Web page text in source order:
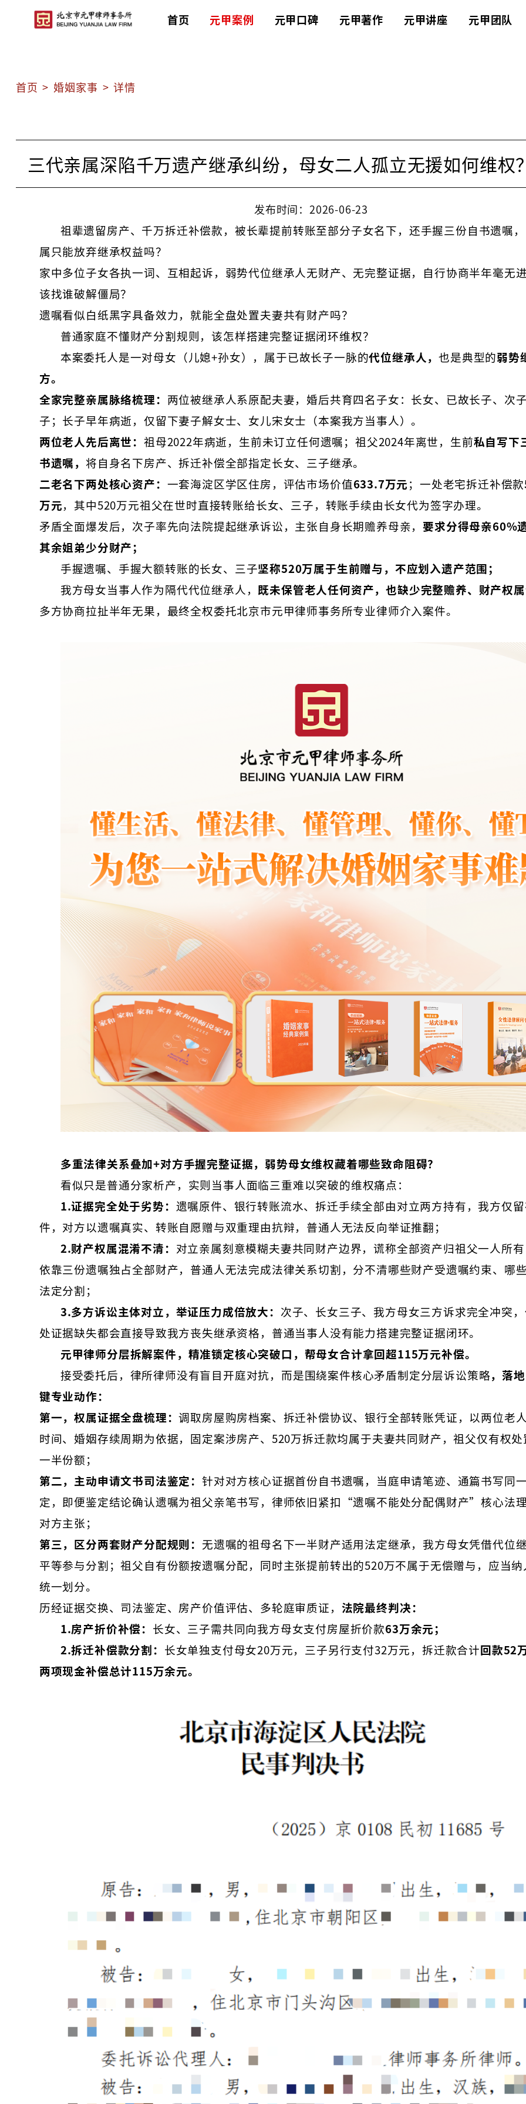
首页 元甲案例 元甲口碑 元甲著作 元甲讲座 元甲团队
首页 > 婚姻家事 > 详情
三代亲属深陷千万遗产继承纠纷，母女二人孤立无援如何维权
发布时间：2026-06-23
祖辈遗留房产、千万拆迁补偿款，被长辈提前转账至部分子女名下，还手握三份自书遗嘱
属只能放弃继承权益吗？
家中多位子女各执一词、互相起诉，弱势代位继承人无财产、无完整证据，自行协商半年毫无
该找谁破解僵局？
遗嘱看似白纸黑字具备效力，就能全盘处置夫妻共有财产吗？
普通家庭不懂财产分割规则，该怎样搭建完整证据闭环维权？
本案委托人是一对母女（儿媳+孙女），属于已故长子一脉的代位继承人，也是典型的弱势
方。
全家完整亲属脉络梳理： 两位被继承人系原配夫妻，婚后共育四名子女：长女、已故长子、次
子；长子早年病逝，仅留下妻子解女士、女儿宋女士（本案我方当事人）。
两位老人先后离世：祖母2022年病逝，生前未订立任何遗嘱；祖父2024年离世，生前私自写下
书遗嘱，将自身名下房产、拆迁补偿全部指定长女、三子继承。
二老名下两处核心资产： 一套海淀区学区住房，评估市场价值633.7万元；一处老宅拆迁补偿款
万元，其中520万元祖父在世时直接转账给长女、三子，转账手续由长女代为签字办理。
矛盾全面爆发后，次子率先向法院提起继承诉讼，主张自身长期赡养母亲，要求分得母亲60%
其余姐弟少分财产；
手握遗嘱、手握大额转账的长女、三子坚称520万属于生前赠与，不应划入遗产范围；
我方母女当事人作为隔代代位继承人， 既未保管老人任何资产，也缺少完整赡养、财产权
多方协商拉扯半年无果，最终全权委托北京市元甲律师事务所专业律师介入案件。
多重法律关系叠加+对方手握完整证据，弱势母女维权藏着哪些致命阻碍？
看似只是普通分家析产，实则当事人面临三重难以突破的维权痛点：
1.证据完全处于劣势： 遗嘱原件、银行转账流水、拆迁手续全部由对立两方持有，我方仅
件，对方以遗嘱真实、转账自愿赠与双重理由抗辩，普通人无法反向举证推翻；
2.财产权属混淆不清： 对立亲属刻意模糊夫妻共同财产边界，谎称全部资产归祖父一人所
依靠三份遗嘱独占全部财产，普通人无法完成法律关系切割，分不清哪些财产受遗嘱约束、哪
法定分割；
3.多方诉讼主体对立，举证压力成倍放大： 次子、长女三子、我方母女三方诉求完全冲突
处证据缺失都会直接导致我方丧失继承资格，普通当事人没有能力搭建完整证据闭环。
元甲律师分层拆解案件，精准锁定核心突破口，帮母女合计拿回超115万元补偿。
接受委托后，律所律师没有盲目开庭对抗，而是围绕案件核心矛盾制定分层诉讼策略，落
键专业动作：
第一，权属证据全盘梳理：调取房屋购房档案、拆迁补偿协议、银行全部转账凭证，以两位老
时间、婚姻存续周期为依据，固定案涉房产、520万拆迁款均属于夫妻共同财产，祖父仅有权
一半份额；
第二，主动申请文书司法鉴定：针对对方核心证据首份自书遗嘱，当庭申请笔迹、通篇书写同
定，即便鉴定结论确认遗嘱为祖父亲笔书写，律师依旧紧扣“遗嘱不能处分配偶财产”核心法
对方主张；
第三，区分两套财产分配规则： 无遗嘱的祖母名下一半财产适用法定继承，我方母女凭借代位
平等参与分割；祖父自有份额按遗嘱分配，同时主张提前转出的520万不属于无偿赠与，应当
统一划分。
历经证据交换、司法鉴定、房产价值评估、多轮庭审质证， 法院最终判决：
1.房产折价补偿： 长女、三子需共同向我方母女支付房屋折价款63万余元；
2.拆迁补偿款分割： 长女单独支付母女20万元，三子另行支付32万元，拆迁款合计回款52
两项现金补偿总计115万余元。